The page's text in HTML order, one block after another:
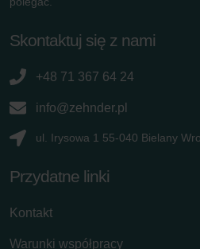
Skontaktuj się z nami
+48 71 367 64 24
info@zehnder.pl
ul. Irysowa 1 55-040 Bielany
Przydatne linki
Kontakt
Warunki współpracy